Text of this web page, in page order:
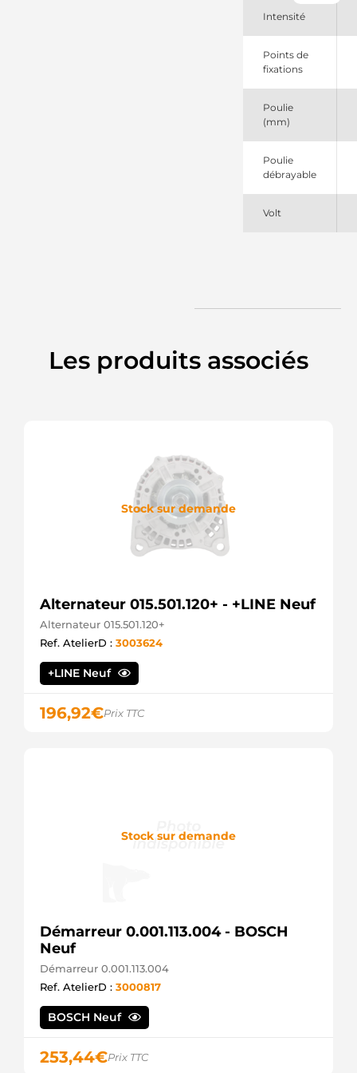
875285T1
Mercury
881248
Mercury
Mercury
Marine
Marine
889955T01
Mercury
90014429
Intensité
Points de
fixations
Poulie
(mm)
Poulie
débrayable
Volt
Les produits associés
Stock sur demande
Alternateur 015.501.120+ - +LINE Neuf
Alternateur 015.501.120+
Ref. AtelierD : 3003624
+LINE Neuf
196,92€Prix TTC
Stock sur demande
Démarreur 0.001.113.004 - BOSCH
Neuf
Démarreur 0.001.113.004
Ref. AtelierD : 3000817
BOSCH Neuf
253,44€Prix TTC